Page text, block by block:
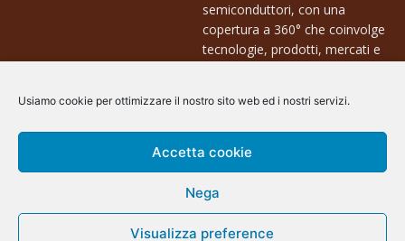
Usiamo cookie per ottimizzare il nostro sito web ed i nostri servizi.
Accetta cookie
Nega
Visualizza preference
semiconduttori, con una
copertura a 360° che coinvolge
tecnologie, prodotti, mercati e
Contatti:
info@arscommunication.it
@ArsCommunication 2023